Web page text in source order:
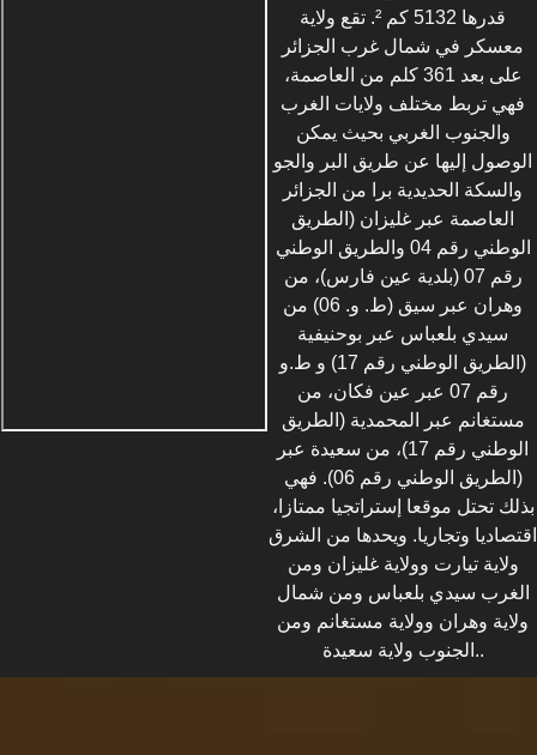
قدرها 5132 كم ². تقع ولاية
معسكر في شمال غرب الجزائر
على بعد 361 كلم من العاصمة،
فهي تربط مختلف ولايات الغرب
والجنوب الغربي بحيث يمكن
الوصول إليها عن طريق البر والجو
والسكة الحديدية برا من الجزائر
العاصمة عبر غليزان (الطريق
الوطني رقم 04 والطريق الوطني
رقم 07 (بلدية عين فارس)، من
وهران عبر سيق (ط. و. 06) من
سيدي بلعباس عبر بوحنيفية
(الطريق الوطني رقم 17) و ط.و
رقم 07 عبر عين فكان، من
مستغانم عبر المحمدية (الطريق
الوطني رقم 17)، من سعيدة عبر
(الطريق الوطني رقم 06). فهي
بذلك تحتل موقعا إستراتجيا ممتازا،
اقتصاديا وتجاريا. ويحدها من الشرق
ولاية تيارت وولاية غليزان ومن
الغرب سيدي بلعباس ومن شمال
ولاية وهران وولاية مستغانم ومن
الجنوب ولاية سعيدة..